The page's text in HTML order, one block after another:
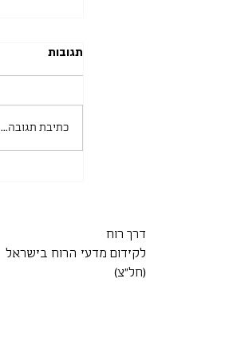
תגובות
כתיבת תגובה...
דרך רוח
לקידום מדעי הרוח בישראל
(חל״צ)